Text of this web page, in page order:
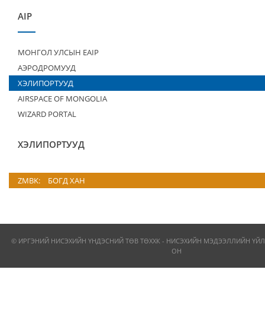
AIP
МОНГОЛ УЛСЫН EAIP
АЭРОДРОМУУД
ХЭЛИПОРТУУД
AIRSPACE OF MONGOLIA
WIZARD PORTAL
ХЭЛИПОРТУУД
ZMBK: БОГД ХАН
© ИРГЭНИЙ НИСЭХИЙН ҮНДЭСНИЙ ТӨВ ТӨХХК - НИСЭХИЙН МЭДЭЭЛЛИЙН
ОН